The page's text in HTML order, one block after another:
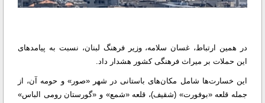
در همین ارتباط، غسان سلامه، وزیر فرهنگ لبنان، نسبت به پیامدهای
این حملات بر میراث فرهنگی کشور هشدار داد.
این خسارت‌ها شامل مکان‌های باستانی در شهر «صور» و حومه آن، از
جمله قلعه «بوفورت» (شقیف)، قلعه «شمع» و «گورستان رومی الباس»